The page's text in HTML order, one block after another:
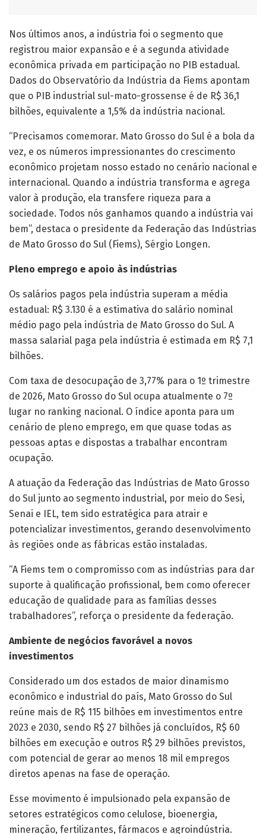
Nos últimos anos, a indústria foi o segmento que
registrou maior expansão e é a segunda atividade
econômica privada em participação no PIB estadual.
Dados do Observatório da Indústria da Fiems apontam
que o PIB industrial sul-mato-grossense é de R$ 36,1
bilhões, equivalente a 1,5% da indústria nacional.
“Precisamos comemorar. Mato Grosso do Sul é a bola da
vez, e os números impressionantes do crescimento
econômico projetam nosso estado no cenário nacional e
internacional. Quando a indústria transforma e agrega
valor à produção, ela transfere riqueza para a
sociedade. Todos nós ganhamos quando a indústria vai
bem”, destaca o presidente da Federação das Indústrias
de Mato Grosso do Sul (Fiems), Sérgio Longen.
Pleno emprego e apoio às indústrias
Os salários pagos pela indústria superam a média
estadual: R$ 3.130 é a estimativa do salário nominal
médio pago pela indústria de Mato Grosso do Sul. A
massa salarial paga pela indústria é estimada em R$ 7,1
bilhões.
Com taxa de desocupação de 3,77% para o 1º trimestre
de 2026, Mato Grosso do Sul ocupa atualmente o 7º
lugar no ranking nacional. O índice aponta para um
cenário de pleno emprego, em que quase todas as
pessoas aptas e dispostas a trabalhar encontram
ocupação.
A atuação da Federação das Indústrias de Mato Grosso
do Sul junto ao segmento industrial, por meio do Sesi,
Senai e IEL, tem sido estratégica para atrair e
potencializar investimentos, gerando desenvolvimento
às regiões onde as fábricas estão instaladas.
“A Fiems tem o compromisso com as indústrias para dar
suporte à qualificação profissional, bem como oferecer
educação de qualidade para as famílias desses
trabalhadores”, reforça o presidente da federação.
Ambiente de negócios favorável a novos
investimentos
Considerado um dos estados de maior dinamismo
econômico e industrial do país, Mato Grosso do Sul
reúne mais de R$ 115 bilhões em investimentos entre
2023 e 2030, sendo R$ 27 bilhões já concluídos, R$ 60
bilhões em execução e outros R$ 29 bilhões previstos,
com potencial de gerar ao menos 18 mil empregos
diretos apenas na fase de operação.
Esse movimento é impulsionado pela expansão de
setores estratégicos como celulose, bioenergia,
mineração, fertilizantes, fármacos e agroindústria.